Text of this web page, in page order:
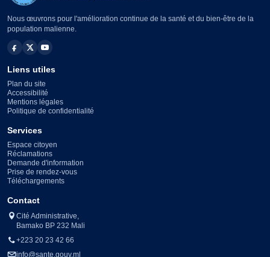
Nous œuvrons pour l'amélioration continue de la santé et du bien-être de la
population malienne.
Liens utiles
Plan du site
Accessibilité
Mentions légales
Politique de confidentialité
Services
Espace citoyen
Réclamations
Demande d'information
Prise de rendez-vous
Téléchargements
Contact
Cité Administrative,
Bamako BP 232 Mali
+223 20 23 42 66
info@sante.gouv.ml